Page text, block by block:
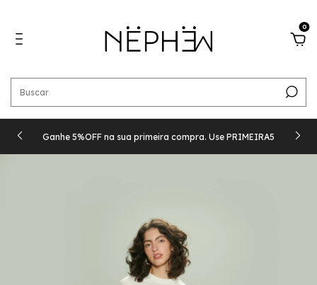
0
Ganhe 5%OFF na sua primeira compra. Use PRIMEIRA5